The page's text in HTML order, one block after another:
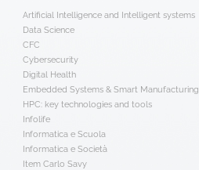
Artificial Intelligence and Intelligent systems
Data Science
CFC
Cybersecurity
Digital Health
Embedded Systems & Smart Manufacturing
HPC: key technologies and tools
Infolife
Informatica e Scuola
Informatica e Società
Item Carlo Savy